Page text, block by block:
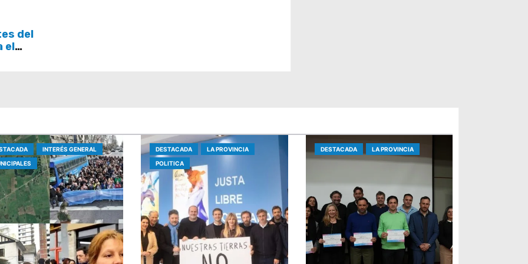
del
el
INTERÉS GENERAL
DESTACADA
LA PROVINCIA
POLITICA
DESTACADA LA PROVINCIA